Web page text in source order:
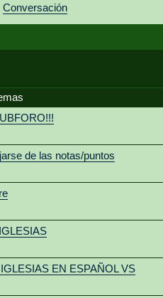
Conversación
de las notas/puntos
EN ESPAÑOL VS